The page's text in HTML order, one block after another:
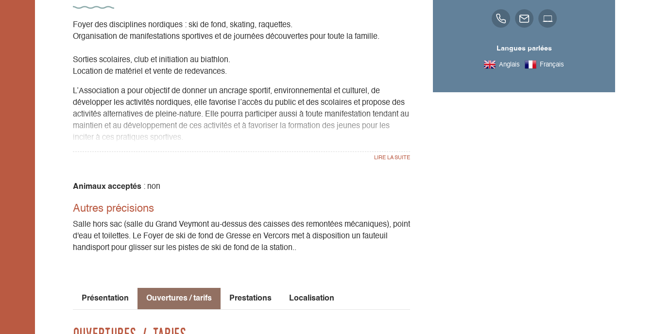
Foyer des disciplines nordiques : ski de fond, skating, raquettes.
Organisation de manifestations sportives et de journées découvertes pour toute la famille.
Sorties scolaires, club et initiation au biathlon.
Location de matériel et vente de redevances.
L’Association a pour objectif de donner un ancrage sportif, environnemental et culturel, de
développer les activités nordiques, elle favorise l’accès du public et des scolaires et propose des
activités alternatives de pleine-nature. Elle pourra participer aussi à toute manifestation tendant au
maintien et au développement de ces activités et à favoriser la formation des jeunes pour les
inciter à ces pratiques sportives.
la pratique et le perfectionnement des sports et activités de plein air. Le club pourra exercer ces
touristique.
Location de raquettes à neige, pulka pour enfants.
Prêt de fauteuil handisport
Zone de fartage gratuite en adhérant à l'association ou 2€ avec son propre fart.
50 km de ski nordique se répartissent sur 8 pistes de tous niveaux. Les débutants s'initient dans la
zone d’apprentissage ludique, les plus sportifs rallieront le col de l’Allimas.
Animaux acceptés : non
Autres précisions
Salle hors sac (salle du Grand Veymont au-dessus des caisses des remontées mécaniques), point
d'eau et toilettes. Le Foyer de ski de fond de Gresse en Vercors met à disposition un fauteuil
handisport pour glisser sur les pistes de ski de fond de la station..
Présentation Ouvertures / tarifs Prestations Localisation
Langues parlées
Anglais Français